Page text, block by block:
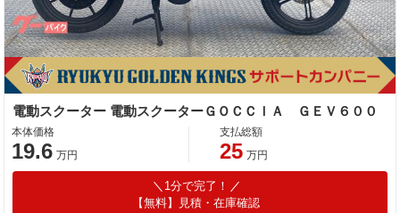
電動スクーター 電動スクーターＧＯＣＣＩＡ ＧＥＶ６００
本体価格
19.6 万円
支払総額
25 万円
1分で完了！
【無料】見積・在庫確認